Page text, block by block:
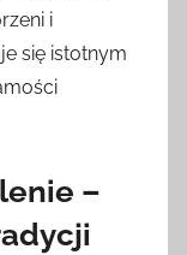
i
się istotnym
–